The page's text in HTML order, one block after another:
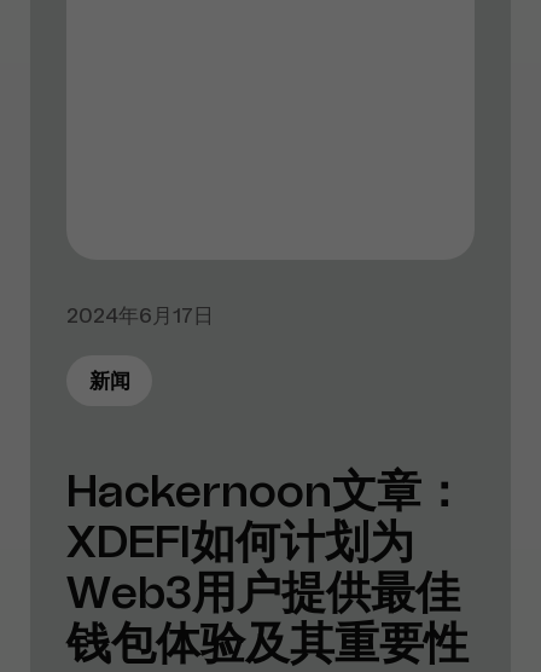
2024年6月17日
新闻
Hackernoon文章：
XDEFI如何计划为
Web3用户提供最佳
钱包体验及其重要性